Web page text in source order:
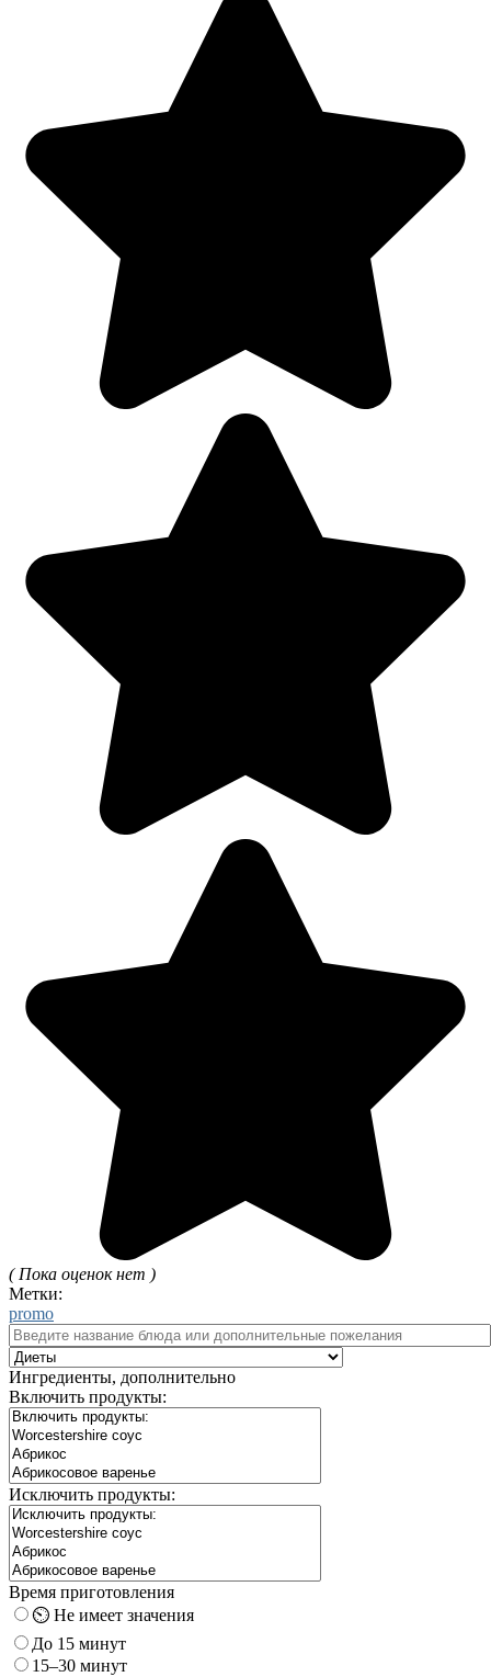
( Пока оценок нет )
Метки:
promo
Ингредиенты, дополнительно
Включить продукты:
Исключить продукты:
Время приготовления
⏲️ Не имеет значения
До 15 минут
15–30 минут